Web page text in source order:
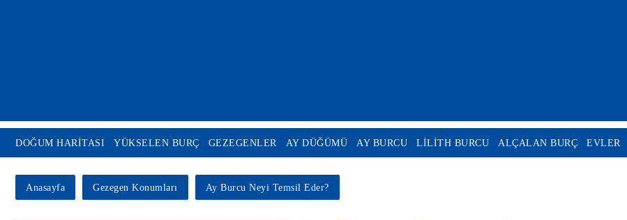
DOĞUM HARİTASI YÜKSELEN BURÇ GEZEGENLER AY DÜĞÜMÜ AY BURCU LİLİTH BURCU ALÇALAN BURÇ EVLER
Anasayfa Gezegen Konumları Ay Burcu Neyi Temsil Eder?